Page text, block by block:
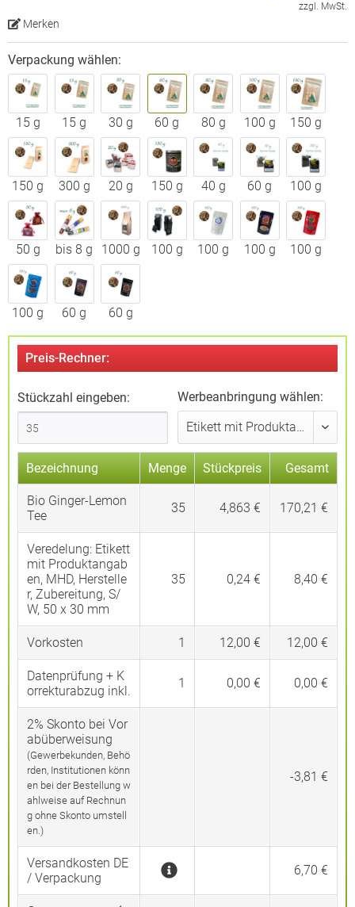
zzgl. MwSt.
Merken
Verpackung wählen:
15 g 15 g 30 g 60 g 80 g 100 g 150 g
150 g 300 g 20 g 150 g 40 g 60 g 100 g
50 g bis 8 g 1000 g 100 g 100 g 100 g 100 g
100 g 60 g 60 g
Preis-Rechner:
Stückzahl eingeben: Werbeanbringung wählen:
Bezeichnung Menge Stückpreis Gesamt
Bio Ginger-Lemon
Tee
35 4,863 € 170,21 €
Veredelung: Etikett
mit Produktangab
en, MHD, Herstelle
r, Zubereitung, S/
W, 50 x 30 mm
35 0,24 € 8,40 €
Vorkosten 1 12,00 € 12,00 €
Datenprüfung + K
orrekturabzug inkl.
1 0,00 € 0,00 €
2% Skonto bei Vor
abüberweisung
(Gewerbekunden, Behö
rden, Institutionen könn
en bei der Bestellung w
ahlweise auf Rechnun
g ohne Skonto umstell
en.)
-3,81 €
Versandkosten DE
/ Verpackung
6,70 €